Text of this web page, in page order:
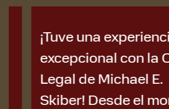
¡Tuve una experiencia
excepcional con la
Legal de Michael E.
Skiber! Desde el